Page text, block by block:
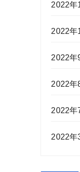
2022年
2022年
2022年
2022年
2022年
2022年